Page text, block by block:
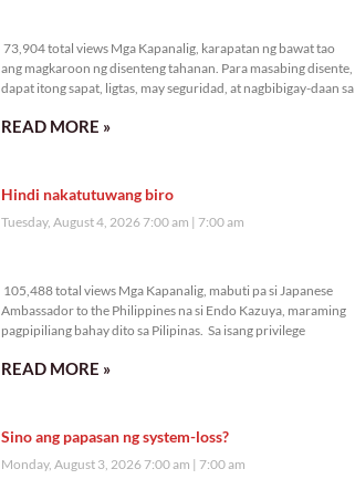
73,904 total views Mga Kapanalig, karapatan ng bawat tao
ang magkaroon ng disenteng tahanan. Para masabing disente,
dapat itong sapat, ligtas, may seguridad, at nagbibigay-daan sa
READ MORE »
Hindi nakatutuwang biro
Tuesday, August 4, 2026 7:00 am 7:00 am
105,488 total views Mga Kapanalig, mabuti pa si Japanese
Ambassador to the Philippines na si Endo Kazuya, maraming
pagpipiliang bahay dito sa Pilipinas. Sa isang privilege
READ MORE »
Sino ang papasan ng system-loss?
Monday, August 3, 2026 7:00 am 7:00 am